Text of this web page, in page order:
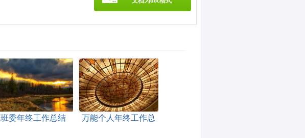
班委年终工作总结
万能个人年终工作总